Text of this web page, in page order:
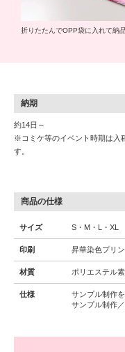
折りたたんでOPP袋に入れて納
納期
約14日～
※コミケ等のイベント時期は入
す。
商品の仕様
サイズ S・M・L・XL
印刷 昇華染色プリ
材質 ポリエステル
仕様
サンプル制作
サンプル制作